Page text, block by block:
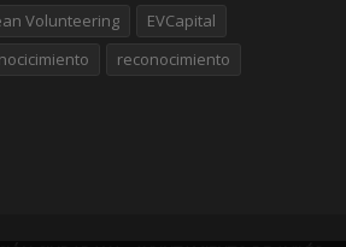
Volunteering
EVCapital
reconocimiento